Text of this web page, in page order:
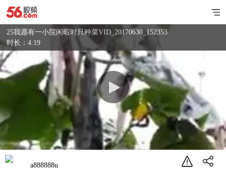
25我愿有一小院闲暇时只种菜VID_20170630_152353
时长：4:19
a888888u